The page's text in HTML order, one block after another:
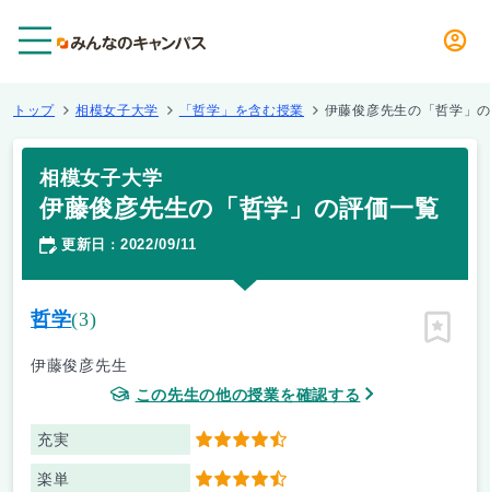
トップ 相模女子大学 「哲学」を含む授業 伊藤俊彦先生の「哲学」
相模女子大学
伊藤俊彦先生の「哲学」の評価一覧
更新日 ： 2022/09/11
哲学(3)
伊藤俊彦先生
この先生の他の授業を確認する
充実 4.5
楽単 4.5
ピン留